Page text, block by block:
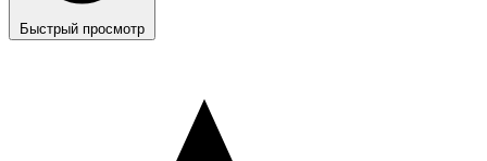
Быстрый просмотр